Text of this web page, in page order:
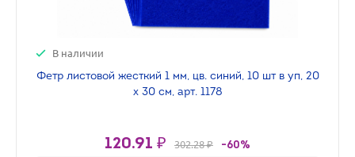
В наличии
Фетр листовой жесткий 1 мм, цв. синий, 10 шт в уп, 20
х 30 см, арт. 1178
120.91 ₽ 302.28 ₽ -60%